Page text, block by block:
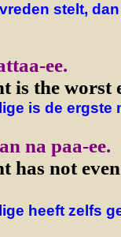
stelt,
ee.
is the worst
is de ergste
na paa-ee.
has not
heeft zelfs